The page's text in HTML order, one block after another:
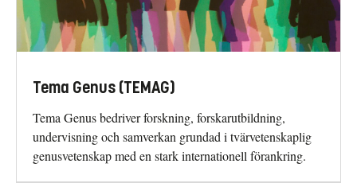
Tema Genus (TEMAG)
Tema Genus bedriver forskning, forskarutbildning,
undervisning och samverkan grundad i tvärvetenskaplig
genusvetenskap med en stark internationell förankring.